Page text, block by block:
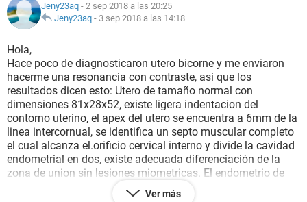
NUTRICIÓN
BIENESTAR
SEXUALIDAD
GLOSARIO
Jeny23aq - 2 sep 2018 a las 20:25
Jeny23aq - 3 sep 2018 a las 14:18
Hola,
Hace poco de diagnosticaron utero bicorne y me enviaron
hacerme una resonancia con contraste, asi que los
resultados dicen esto: Utero de tamaño normal con
dimensiones 81x28x52, existe ligera indentacion del
contorno uterino, el apex del utero se encuentra a 6mm de la
linea intercornual, se identifica un septo muscular completo
el cual alcanza el.orificio cervical interno y divide la cavidad
endometrial en dos, existe adecuada diferenciación de la
zona de union sin lesiones miometricas. El endometrio de
las cavidades endometriales es de 2mm de grosor
Ver más